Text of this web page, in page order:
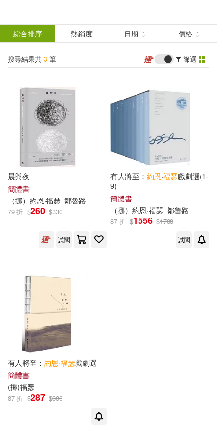
結
分類 (單選)
所有商品(3) 圖書(3)
作者 (可複選)
（挪）約恩·福瑟(2)
(挪)福瑟(1)
上海譯文出版社(1)
配送方式 (可複選)
可超商取貨(3)
可港澳店取(3)
綜合排序 熱銷度 日期 價格
搜尋結果共 3 筆 篩選
晨與夜
簡體書
（挪） 約恩·福瑟 鄒魯路
79 折 $260 $330
試閱
有人將至： 約恩·福瑟戲劇選(1-
9)
簡體書
（挪） 約恩·福瑟 鄒魯路
87 折 $1556 $1788
試閱
有人將至： 約恩·福瑟戲劇選
簡體書
(挪)福瑟
87 折 $287 $330